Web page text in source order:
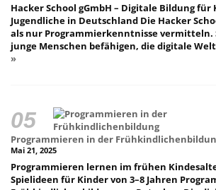
Hacker School gGmbH – Digitale Bildung für
Jugendliche in Deutschland Die Hacker
als nur Programmierkenntnisse vermitteln.
junge Menschen befähigen, die digitale
»
Programmieren in der
Mai 21, 2025
Programmieren lernen im frühen
Spielideen für Kinder von 3–8 Jahren